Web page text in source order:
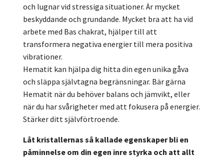
och lugnar vid stressiga situationer. Är mycket
beskyddande och grundande. Mycket bra att ha vid
arbete med Bas chakrat, hjälper till att
transformera negativa energier till mera positiva
vibrationer.
Hematit kan hjälpa dig hitta din egen unika gåva
och släppa självtagna begränsningar. Bär gärna
Hematit när du behöver balans och jämvikt, eller
när du har svårigheter med att fokusera på energier.
Stärker ditt självförtroende.
Låt kristallernas så kallade egenskaper bli en
påminnelse om din egen inre styrka och att allt